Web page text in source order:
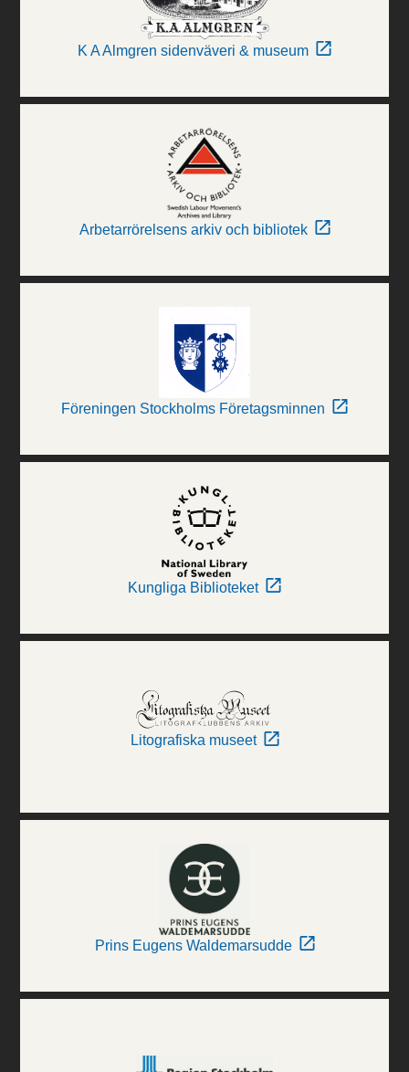
K A Almgren sidenväveri & museum
Arbetarrörelsens arkiv och bibliotek
Föreningen Stockholms Företagsminnen
Kungliga Biblioteket
Litografiska museet
Prins Eugens Waldemarsudde